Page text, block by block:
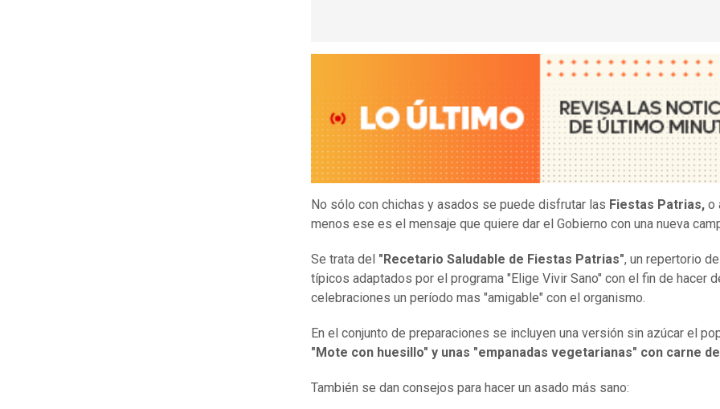
No sólo con chichas y asados se puede disfrutar las Fiestas Patrias, o
menos ese es el mensaje que quiere dar el Gobierno con una nueva
Se trata del "Recetario Saludable de Fiestas Patrias", un repertorio
típicos adaptados por el programa "Elige Vivir Sano" con el fin de hacer
celebraciones un período mas "amigable" con el organismo.
En el conjunto de preparaciones se incluyen una versión sin azúcar el
"Mote con huesillo" y unas "empanadas vegetarianas" con carne
También se dan consejos para hacer un asado más sano: